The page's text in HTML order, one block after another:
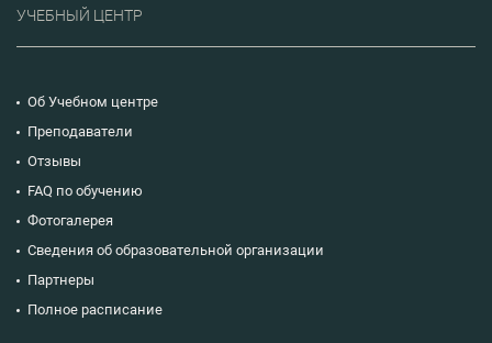
УЧЕБНЫЙ ЦЕНТР
Об Учебном центре
Преподаватели
Отзывы
FAQ по обучению
Фотогалерея
Сведения об образовательной организации
Партнеры
Полное расписание